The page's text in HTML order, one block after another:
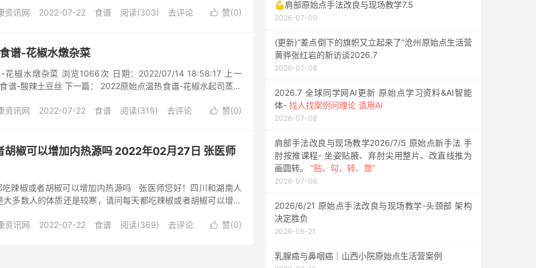
 赞(0)
资讯网 2022-07-22 食谱 阅读(303) 去评论
谱-花椒水燉杂菜
花椒水燉杂菜 浏览1066次 日期：2022/07/14 18:58:17 上一
谱-酸辣土豆丝 下一篇： 2022原始点温热食谱-花椒水起司蒸五
 赞(0)
资讯网 2022-07-22 食谱 阅读(319) 去评论
胡椒可以增加内热源吗 2022年02月27日 张医师
辣椒或者胡椒可以增加内热源吗 张医师您好！四川和湖南人
多数人的体质还是较寒，请问每天都吃辣椒或者胡椒可以增加
吃温热食物肯定对身体有帮助。家庭食材多加温热性 姜 辣椒 胡
 赞(0)
资讯网 2022-07-22 食谱 阅读(369) 去评论
💪肩部原始点手法改良与现场教学7.5
2026-07-09
(更新)“差点倒下的旗帜又立起来了”沧州原始点生活营
黄骅张红岩的新访谈2026.7
2026-07-08
2026.7 全球同学网AI更新 原始点学习资料&AI智能
体- 找人找案例问理论 请用AI
2026-07-08
肩部手法改良与现场教学2026/7/5 原始点新手法 手
肘按推课程- 坐姿贴腋、弃肘尖用整片、改直线推为
画圆转。 “贴、勾、转、靠”
2026-07-06
2026/6/21 原始点手法改良与现场教学-头颈部 架构
决定胜负
2026-06-21
乳腺癌与鼻咽癌｜山西小院原始点生活营案例